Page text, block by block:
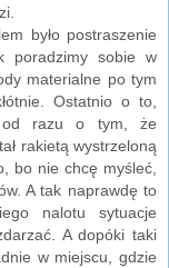
było postraszenie
poradzimy sobie w
materialne po tym
Ostatnio o to,
od razu o tym, że
rakietą wystrzeloną
bo nie chcę myśleć,
A tak naprawdę to
nalotu sytuacje
A dopóki taki
w miejscu, gdzie